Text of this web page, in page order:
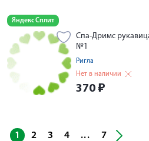
Яндекс Сплит
Спа-Дримс
№1
Ригла
Нет в наличии
370 ₽
1 2 3 4 ... 7